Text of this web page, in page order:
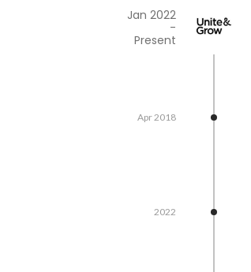
Jan 2022
-
Present
Apr 2018
2022